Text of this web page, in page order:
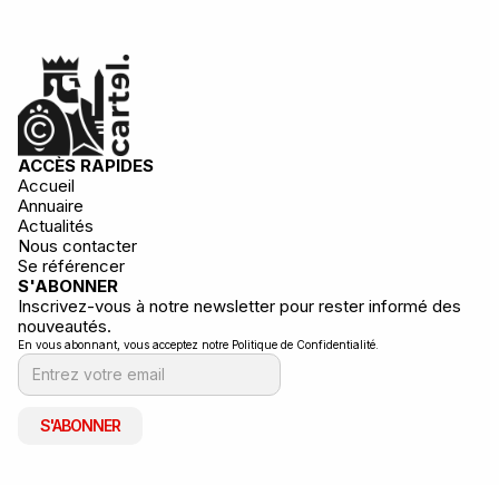
ACCÈS RAPIDES
Accueil
Annuaire
Actualités
Nous contacter
Se référencer
S'ABONNER
Inscrivez-vous à notre newsletter pour rester informé des
nouveautés.
En vous abonnant, vous acceptez notre Politique de Confidentialité.